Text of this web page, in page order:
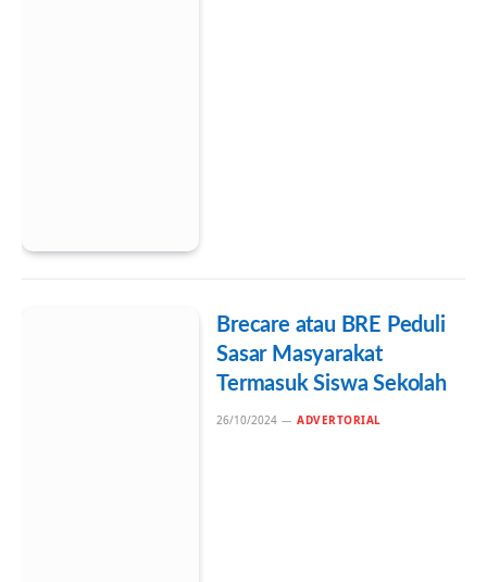
Brecare atau BRE Peduli
Sasar Masyarakat
Termasuk Siswa Sekolah
26/10/2024 ADVERTORIAL